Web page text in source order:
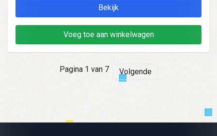
Bekijk
Voeg toe aan winkelwagen
Pagina 1 van 7 Volgende